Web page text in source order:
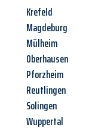
Krefeld
Magdeburg
Mülheim
Oberhausen
Pforzheim
Reutlingen
Solingen
Wuppertal